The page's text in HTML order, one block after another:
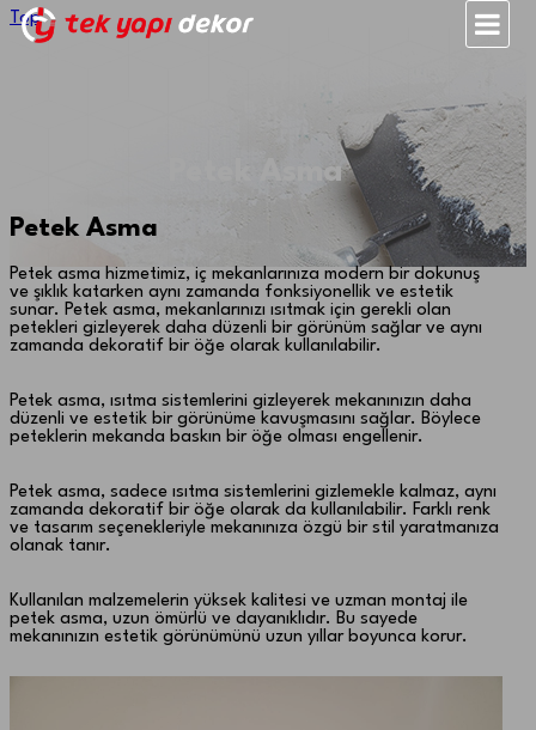
Top
Petek Asma
Petek Asma
Petek asma hizmetimiz, iç mekanlarınıza modern bir dokunuş
ve şıklık katarken aynı zamanda fonksiyonellik ve estetik
sunar. Petek asma, mekanlarınızı ısıtmak için gerekli olan
petekleri gizleyerek daha düzenli bir görünüm sağlar ve aynı
zamanda dekoratif bir öğe olarak kullanılabilir.
Petek asma, ısıtma sistemlerini gizleyerek mekanınızın daha
düzenli ve estetik bir görünüme kavuşmasını sağlar. Böylece
peteklerin mekanda baskın bir öğe olması engellenir.
Petek asma, sadece ısıtma sistemlerini gizlemekle kalmaz, aynı
zamanda dekoratif bir öğe olarak da kullanılabilir. Farklı renk
ve tasarım seçenekleriyle mekanınıza özgü bir stil yaratmanıza
olanak tanır.
Kullanılan malzemelerin yüksek kalitesi ve uzman montaj ile
petek asma, uzun ömürlü ve dayanıklıdır. Bu sayede
mekanınızın estetik görünümünü uzun yıllar boyunca korur.